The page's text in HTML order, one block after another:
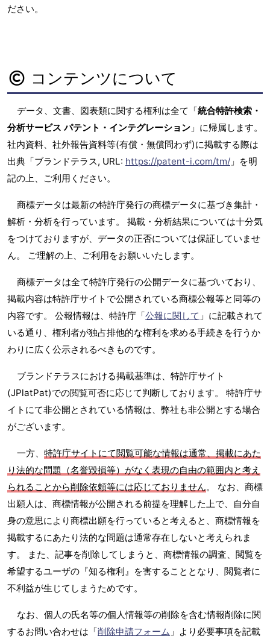
ださい。
コンテンツについて
データ、文書、図表類に関する権利は全て「統合特許検索・
分析サービス パテント・インテグレーション 」に帰属します。
社内資料、社外報告資料等(有償・無償問わず)に掲載する際は
出典「ブランドテラス, URL: https://patent-i.com/tm/ 」を明
記の上、ご利用ください。
商標データは最新の特許庁発行の商標データに基づき集計・
解析・分析を行っています。 掲載・分析結果については十分気
をつけておりますが、データの正否については保証していませ
ん。 ご理解の上、ご利用をお願いいたします。
商標データは全て特許庁発行の公開データに基づいており、
掲載内容は特許庁サイトで公開されている商標公報等と同等の
内容です。 公報情報は、特許庁「公報に関して 」に記載されて
いる通り、権利者が独占排他的な権利を求める手続きを行うか
わりに広く公示されるべきものです。
ブランドテラスにおける掲載基準は、特許庁サイト
(JPlatPat)での閲覧可否に応じて判断しております。 特許庁サ
イトにて非公開とされている情報は、弊社も非公開とする場合
がございます。
一方、 特許庁サイトにて閲覧可能な情報は通常、掲載にあた
り法的な問題（名誉毀損等）がなく表現の自由の範囲内と考え
られることから削除依頼等には応じておりません。 なお、商標
出願人は、商標情報が公開される前提を理解した上で、自分自
身の意思により商標出願を行っていると考えると、商標情報を
掲載するにあたり法的な問題は通常存在しないと考えられま
す。 また、記事を削除してしまうと、商標情報の調査、閲覧を
希望するユーザの『知る権利』を害することとなり、閲覧者に
不利益が生じてしまうためです。
なお、個人の氏名等の個人情報等の削除を含む情報削除に関
するお問い合わせは「削除申請フォーム 」より必要事項を記載